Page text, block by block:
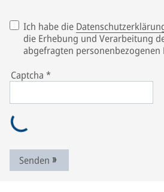
Ich habe die
die Erhebung und Verarbeitung
abgefragten personenbezogenen
Captcha *
Senden